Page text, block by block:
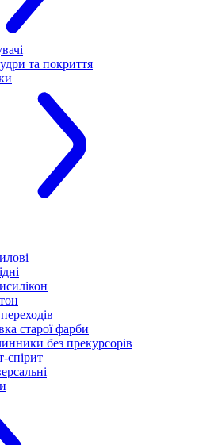
та покриття
старої фарби
без прекурсорів
спірит